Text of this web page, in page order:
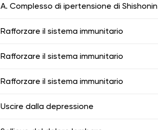
A. Complesso di ipertensione di Shishonin
Rafforzare il sistema immunitario
Rafforzare il sistema immunitario
Rafforzare il sistema immunitario
Uscire dalla depressione